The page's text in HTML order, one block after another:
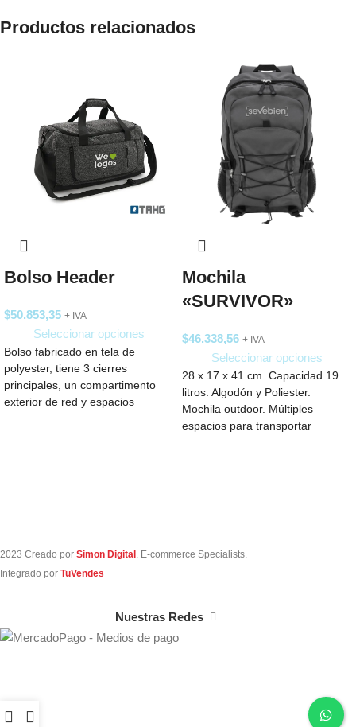
Productos relacionados
Bolso Header
$50.853,35 + IVA
Seleccionar opciones
Bolso fabricado en tela de
polyester, tiene 3 cierres
principales, un compartimento
exterior de red y espacios
Mochila
«SURVIVOR»
$46.338,56 + IVA
Seleccionar opciones
28 x 17 x 41 cm. Capacidad 19
litros. Algodón y Poliester.
Mochila outdoor. Múltiples
espacios para transportar
2023 Creado por Simon Digital . E-commerce Specialists.
Integrado por TuVendes
Nuestras Redes